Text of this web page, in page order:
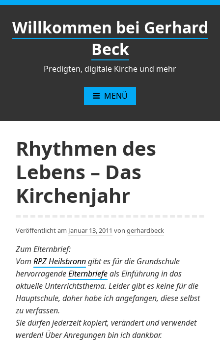
Zum
springen
Willkommen bei Gerhard
Beck
Predigten, digitale Kirche und mehr
MENÜ
Rhythmen des
Lebens – Das
Kirchenjahr
Veröffentlicht am Januar 13, 2011 von gerhardbeck
Zum Elternbrief:
Vom RPZ Heilsbronngibt es für die Grundschule
hervorragendeElternbriefeals Einführung in das
aktuelle Unterrichtsthema. Leider gibt es keine für die
Hauptschule, daher habe ich angefangen, diese selbst
zu verfassen.
Sie dürfen jederzeit kopiert, verändert und verwendet
werden! Über Anregungen bin ich dankbar.